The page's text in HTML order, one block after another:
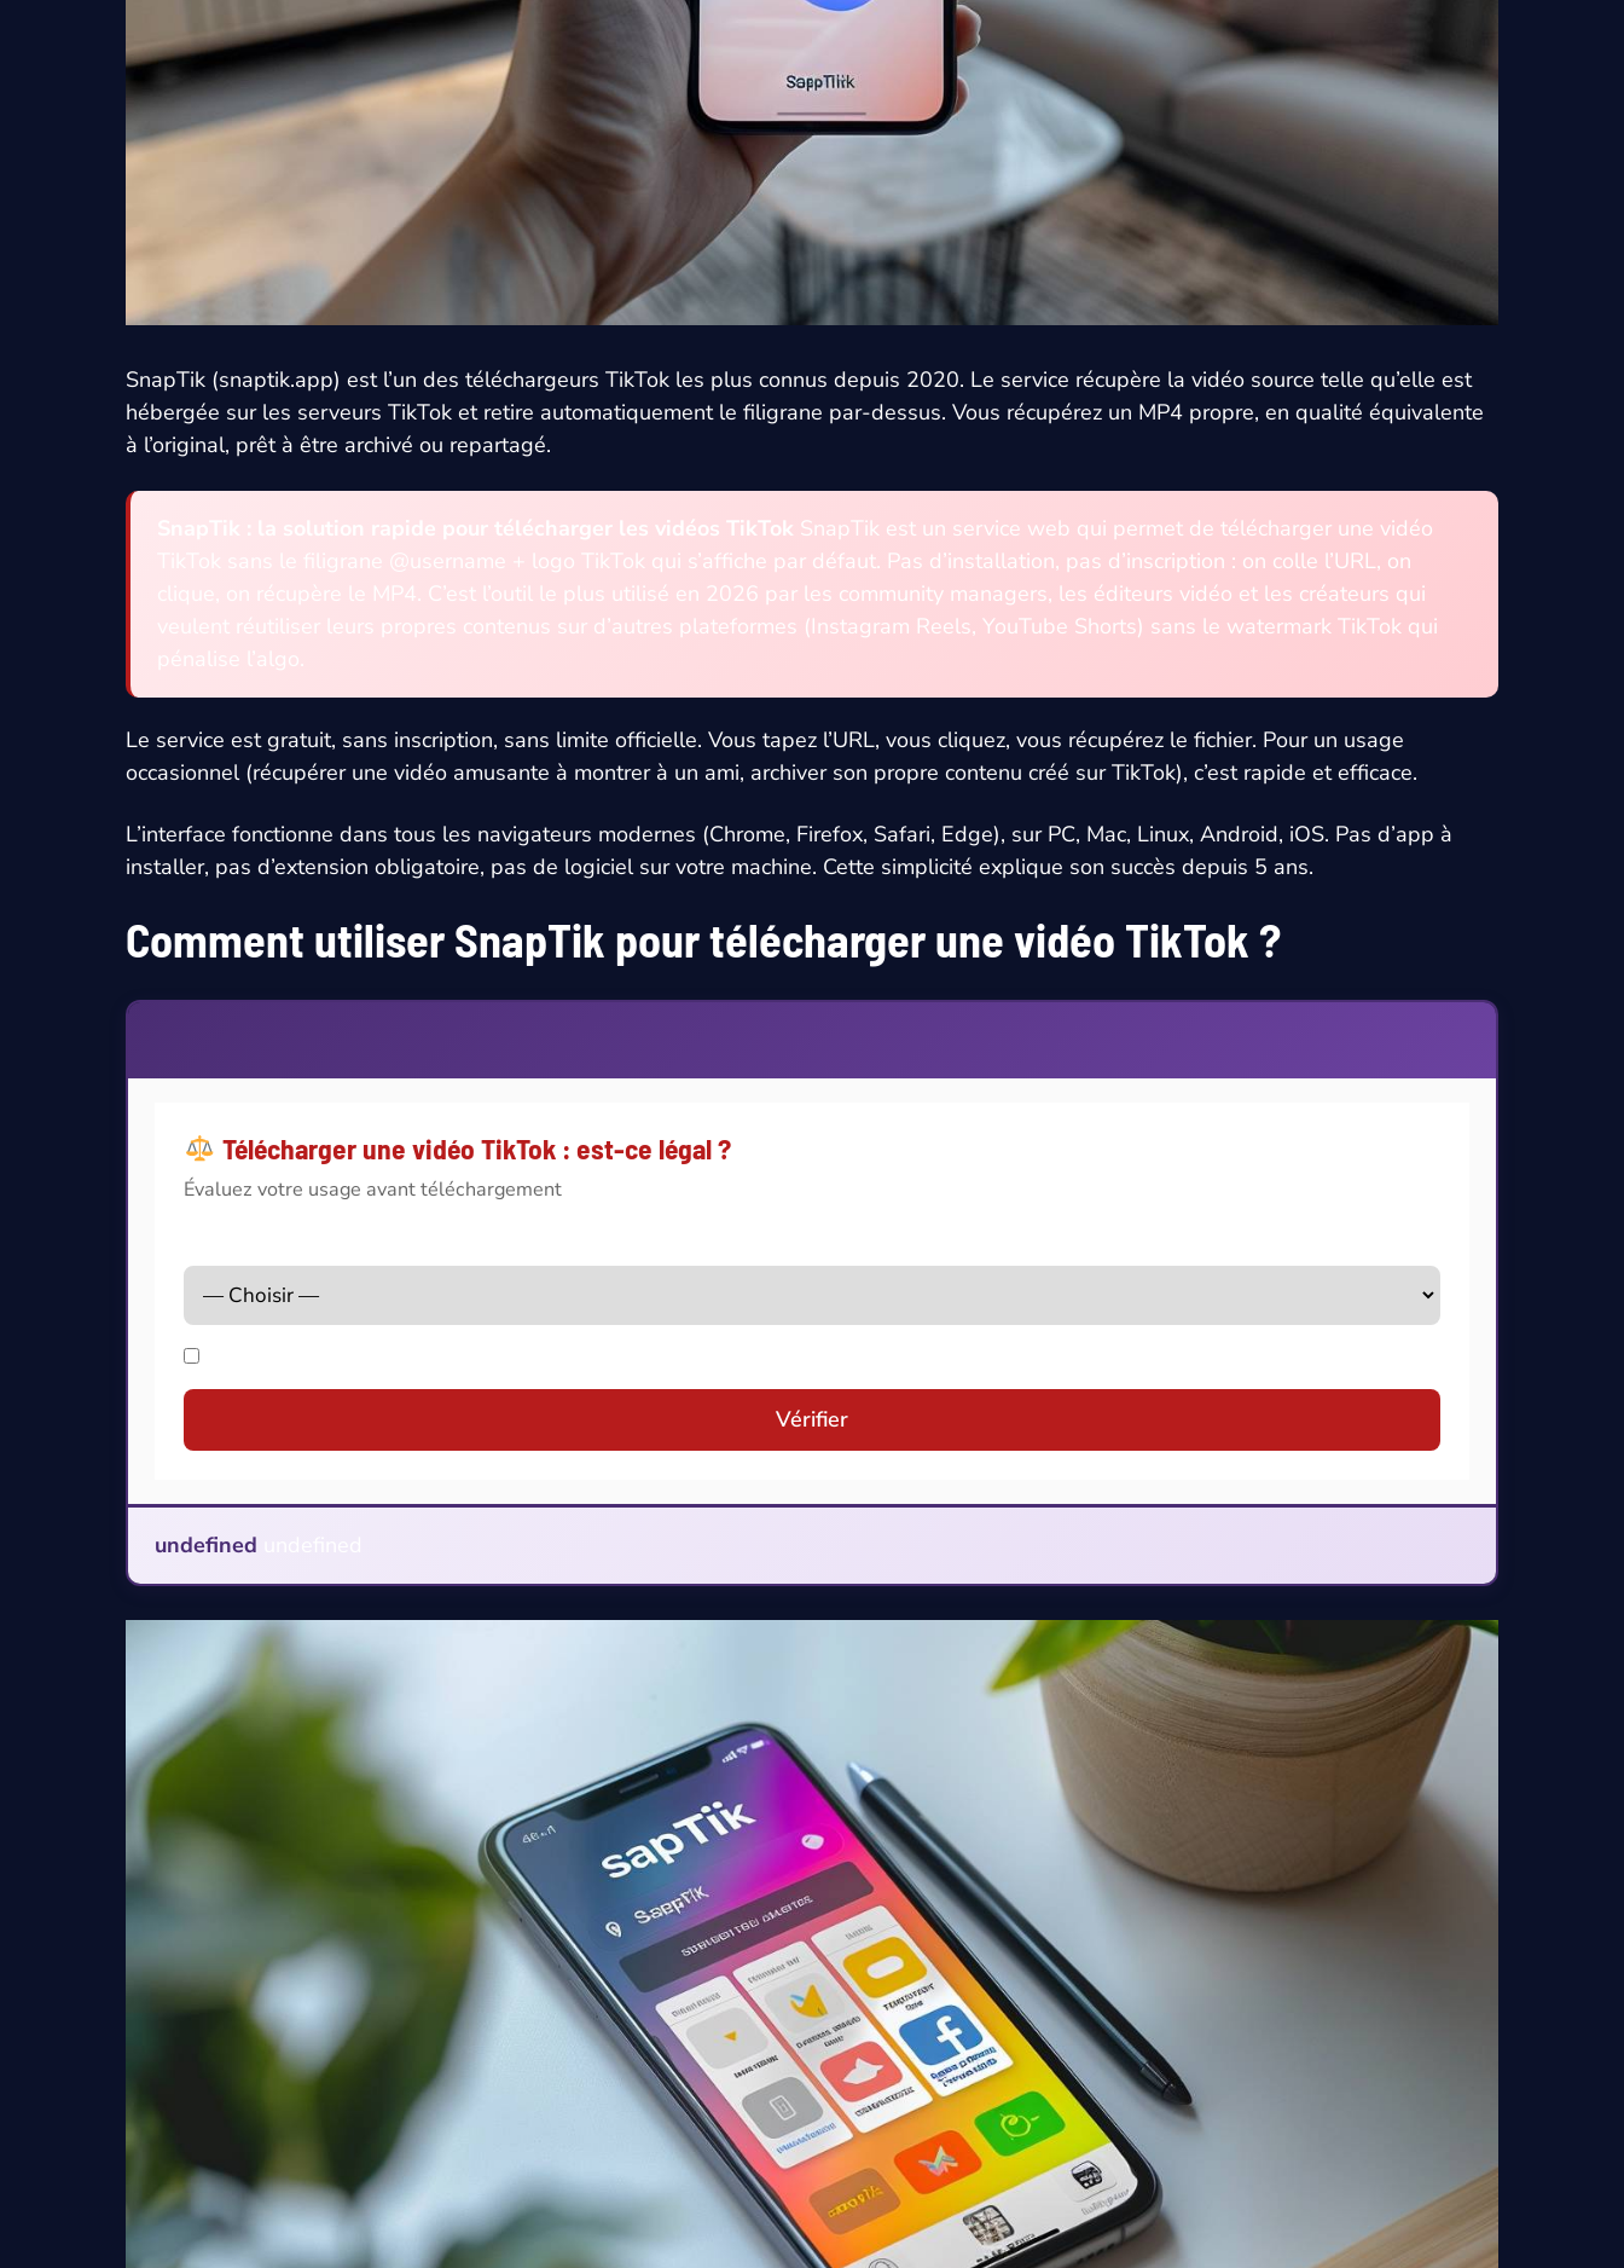
SnapTik (snaptik.app) est l’un des téléchargeurs TikTok les plus connus depuis 2020. Le service récupère la vidéo source telle qu’elle est
hébergée sur les serveurs TikTok et retire automatiquement le filigrane par-dessus. Vous récupérez un MP4 propre, en qualité équivalente
à l’original, prêt à être archivé ou repartagé.
SnapTik : la solution rapide pour télécharger les vidéos TikTok SnapTik est un service web qui permet de télécharger une vidéo
TikTok sans le filigrane @username + logo TikTok qui s’affiche par défaut. Pas d’installation, pas d’inscription : on colle l’URL, on
clique, on récupère le MP4. C’est l’outil le plus utilisé en 2026 par les community managers, les éditeurs vidéo et les créateurs qui
veulent réutiliser leurs propres contenus sur d’autres plateformes (Instagram Reels, YouTube Shorts) sans le watermark TikTok qui
pénalise l’algo.
Le service est gratuit, sans inscription, sans limite officielle. Vous tapez l’URL, vous cliquez, vous récupérez le fichier. Pour un usage
occasionnel (récupérer une vidéo amusante à montrer à un ami, archiver son propre contenu créé sur TikTok), c’est rapide et efficace.
L’interface fonctionne dans tous les navigateurs modernes (Chrome, Firefox, Safari, Edge), sur PC, Mac, Linux, Android, iOS. Pas d’app à
installer, pas d’extension obligatoire, pas de logiciel sur votre machine. Cette simplicité explique son succès depuis 5 ans.
Comment utiliser SnapTik pour télécharger une vidéo TikTok ?
Télécharger une vidéo TikTok : est-ce légal ?
Évaluez votre usage avant téléchargement
Vérifier
undefined